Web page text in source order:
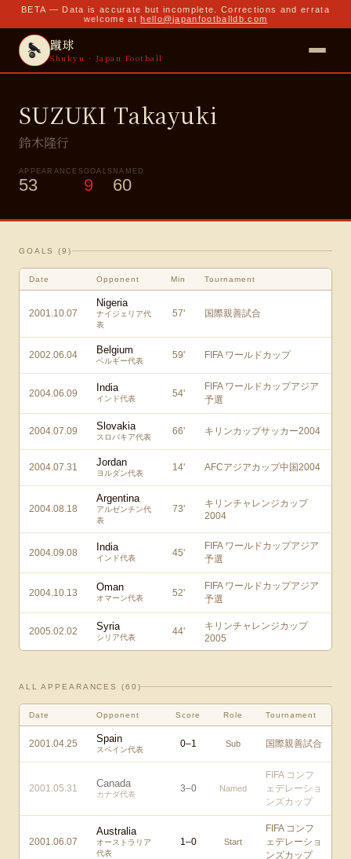
BETA — Data is accurate but incomplete. Corrections and errata
welcome at hello@japanfootballdb.com
蹴球
Shukyu · Japan Football
SUZUKI Takayuki
鈴木隆行
APPEARANCES
53
GOALS
9
NAMED
60
GOALS (9 )
Date Opponent Min Tournament
2001.10.07
Nigeria
ナイジェリア代
表
57' 国際親善試合
2002.06.04 Belgium
ベルギー代表
59' FIFA ワールドカップ
2004.06.09 India
インド代表 54'
FIFA ワールドカップアジア
予選
2004.07.09 Slovakia
スロバキア代表
66' キリンカップサッカー2004
2004.07.31 Jordan
ヨルダン代表
14' AFCアジアカップ中国2004
2004.08.18
Argentina
アルゼンチン代
表
73'
キリンチャレンジカップ
2004
2004.09.08 India
インド代表 45'
FIFA ワールドカップアジア
予選
2004.10.13 Oman
オマーン代表 52'
FIFA ワールドカップアジア
予選
2005.02.02 Syria
シリア代表
44'
キリンチャレンジカップ
2005
ALL APPEARANCES (60 )
Date Opponent Score Role Tournament
2001.04.25 Spain
スペイン代表
0–1 Sub 国際親善試合
2001.05.31 Canada
カナダ代表
3–0 Named
FIFA コンフ
ェデレーショ
ンズカップ
2001.06.07
Australia
オーストラリア
代表
1–0 Start
FIFA コンフ
ェデレーショ
ンズカップ